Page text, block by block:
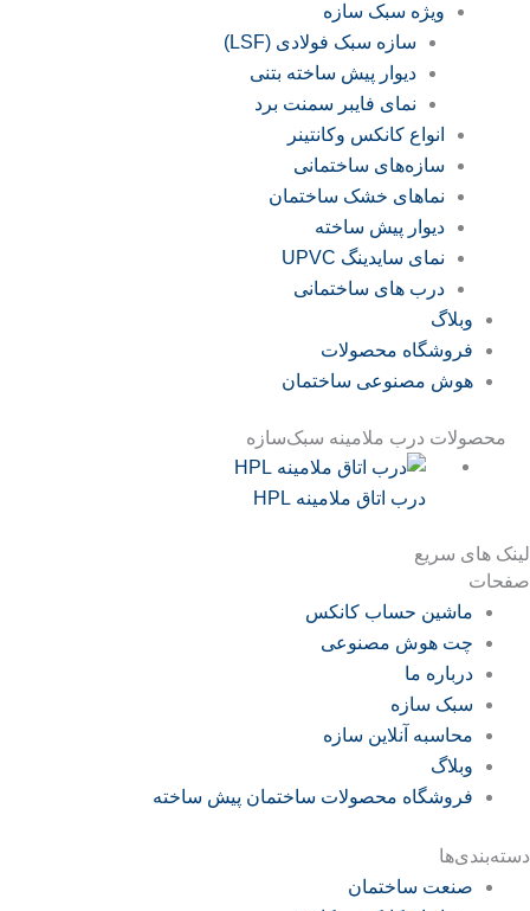
ویژه سبک سازه
سازه‌ سبک فولادی (LSF)
دیوار پیش ساخته بتنی
نمای فایبر سمنت برد
انواع کانکس وکانتینر
سازه‌های ساختمانی
نماهای خشک ساختمان
دیوار پیش ساخته
نمای سایدینگ UPVC
درب های ساختمانی
وبلاگ
فروشگاه محصولات
هوش مصنوعی ساختمان
محصولات درب ملامینه سبک‌سازه
درب اتاق ملامینه HPL
لینک های سریع
صفحات
ماشین حساب کانکس
چت هوش مصنوعی
درباره ما
سبک سازه
محاسبه آنلاین سازه
وبلاگ
فروشگاه محصولات ساختمان پیش ساخته
دسته‌بندی‌ها
صنعت ساختمان